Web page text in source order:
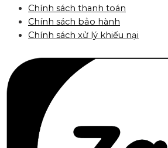
Chính sách thanh toán
Chính sách bảo hành
Chính sách xử lý khiếu nại